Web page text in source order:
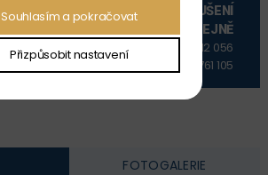
VYZKOUŠENÍ
NA PRODEJNĚ
+420 606 912 056
+420 606 761 105
FOTOGALERIE
Souhlasím a pokračovat
Přizpůsobit nastavení